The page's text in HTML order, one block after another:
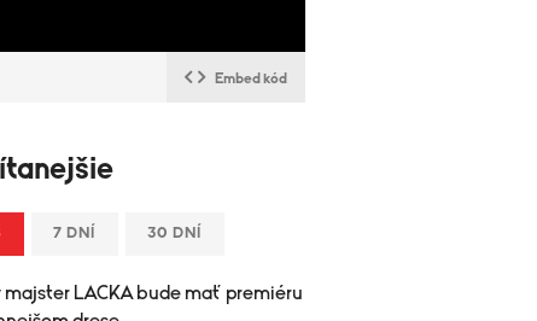
Embed kód
7 DNÍ 30 DNÍ
majster LACKA bude mať premiéru